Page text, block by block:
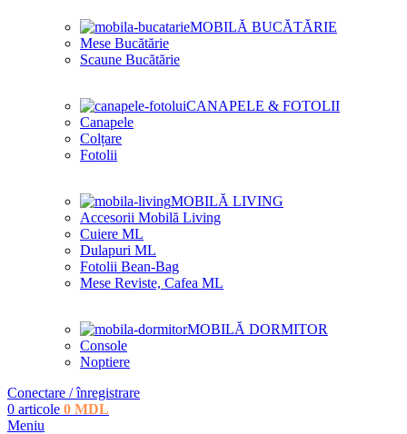
MOBILĂ BUCĂTĂRIE
Mese Bucătărie
Scaune Bucătărie
CANAPELE & FOTOLII
Canapele
Colțare
Fotolii
MOBILĂ LIVING
Accesorii Mobilă Living
Cuiere ML
Dulapuri ML
Fotolii Bean-Bag
Mese Reviste, Cafea ML
MOBILĂ DORMITOR
Console
Noptiere
Conectare / înregistrare
0 articole 0 MDL
Meniu